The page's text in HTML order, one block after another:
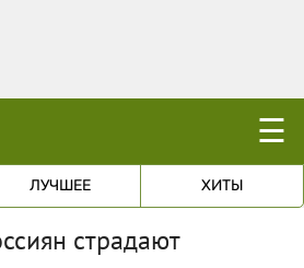
☰
ЛУЧШЕЕ ХИТЫ
страдают